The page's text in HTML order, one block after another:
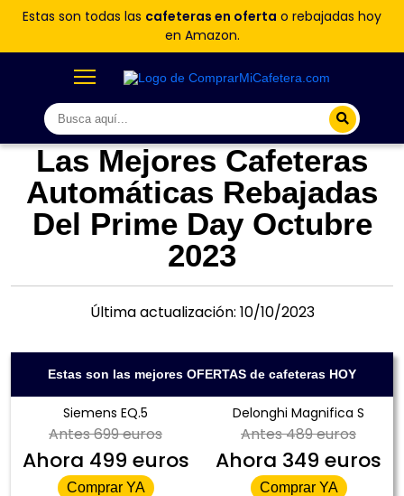
Estas son todas las cafeteras en oferta o rebajadas hoy
en Amazon.
Las Mejores Cafeteras
Automáticas Rebajadas
Del Prime Day Octubre
2023
Última actualización: 10/10/2023
Estas son las mejores OFERTAS de cafeteras HOY
Siemens EQ.5
Antes699 euros
Ahora 499 euros
Comprar YA
Delonghi Magnifica S
Antes489 euros
Ahora 349 euros
Comprar YA